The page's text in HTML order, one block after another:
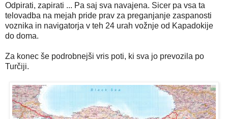
Odpirati, zapirati ... Pa saj sva navajena. Sicer pa vsa ta
telovadba na mejah pride prav za preganjanje zaspanosti
voznika in navigatorja v teh 24 urah vožnje od Kapadokije
do doma.
Za konec še podrobnejši vris poti, ki sva jo prevozila po
Turčiji.